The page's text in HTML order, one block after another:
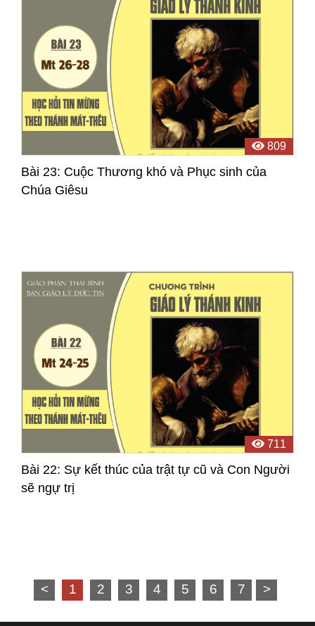
809
Bài 23: Cuộc Thương khó và Phục sinh của
Chúa Giêsu
711
Bài 22: Sự kết thúc của trật tự cũ và Con Người
sẽ ngự trị
< 1 2 3 4 5 6 7 >